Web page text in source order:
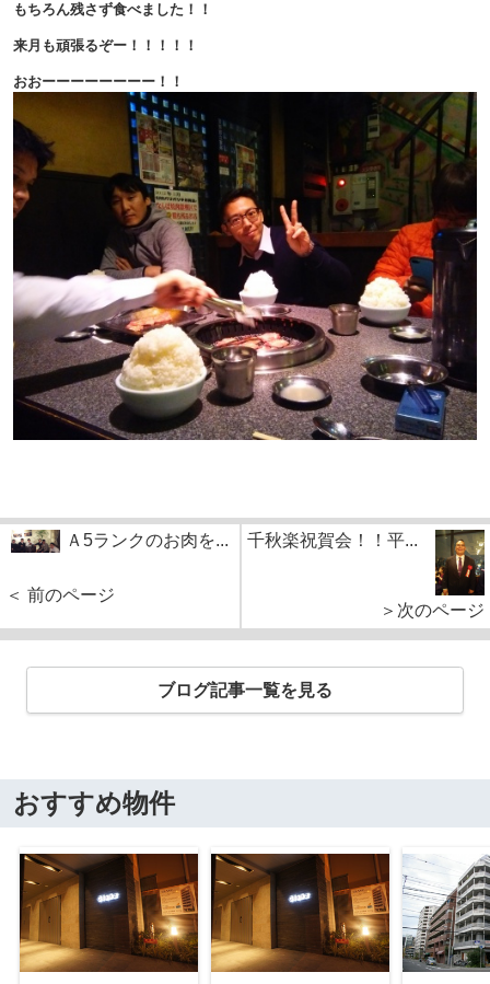
もちろん残さず食べました！！
来月も頑張るぞー！！！！！
おおーーーーーーーー！！
Ａ5ランクのお肉を...
＜ 前のページ
千秋楽祝賀会！！平...
＞次のページ
ブログ記事一覧を見る
おすすめ物件